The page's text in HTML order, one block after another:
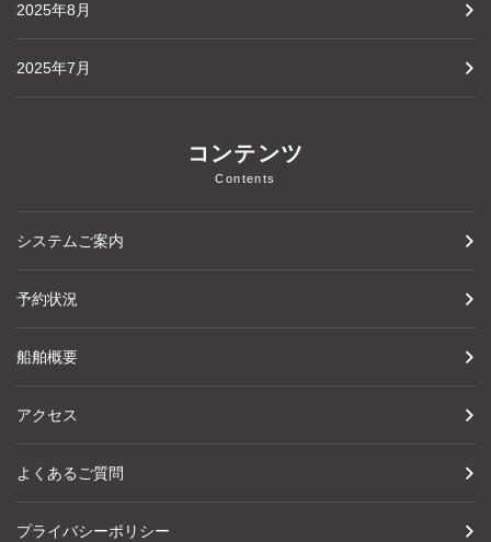
2025年8月
2025年7月
コンテンツ
Contents
システムご案内
予約状況
船舶概要
アクセス
よくあるご質問
プライバシーポリシー